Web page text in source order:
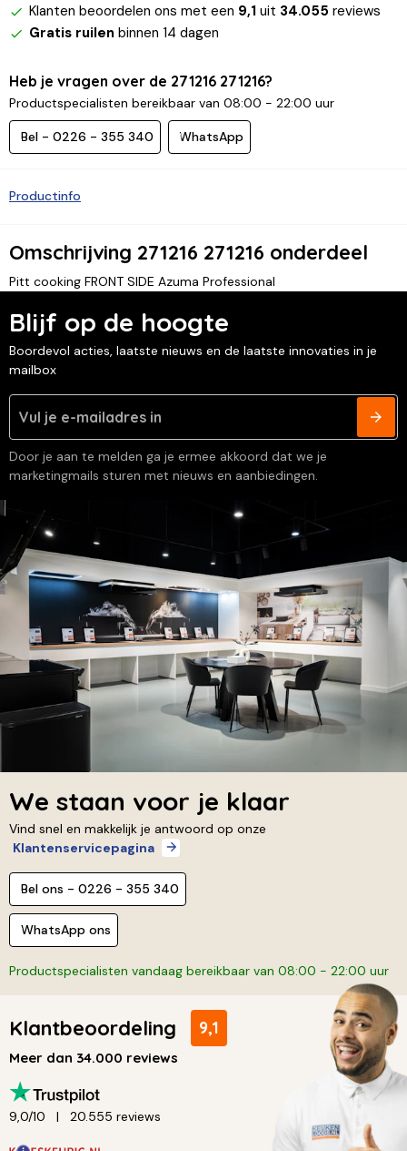
Klanten beoordelen ons met een 9,1 uit 34.055 reviews
Gratis ruilen binnen 14 dagen
Heb je vragen over de 271216 271216?
Productspecialisten bereikbaar van 08:00 - 22:00 uur
Bel - 0226 - 355 340 WhatsApp
Productinfo
Omschrijving 271216 271216 onderdeel
Pitt cooking FRONT SIDE Azuma Professional
Blijf op de hoogte
Boordevol acties, laatste nieuws en de laatste innovaties in je
mailbox
Door je aan te melden ga je ermee akkoord dat we je
marketingmails sturen met nieuws en aanbiedingen.
We staan voor je klaar
Vind snel en makkelijk je antwoord op onze
Klantenservicepagina
Bel ons - 0226 - 355 340
WhatsApp ons
Productspecialisten vandaag bereikbaar van 08:00 - 22:00 uur
Klantbeoordeling 9,1
Meer dan 34.000 reviews
9,0/10 20.555 reviews